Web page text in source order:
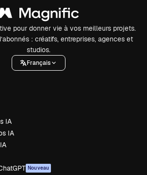
pour donner vie à vos meilleurs projets.
: créatifs, entreprises, agences et
studios.
Français
IA
IA
Nouveau